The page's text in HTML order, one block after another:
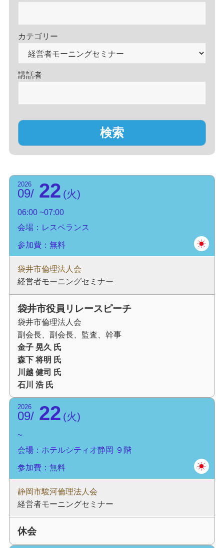
カテゴリー
講話者
2026
09 22 火
06:00
07:00
会場：レスペランス
参加費：無料
袋井市倫理法人会
経営者モーニングセミナー
袋井市役員リレースピーチ
袋井市倫理法人会
副会長、副会長、監査、幹事
金子 晃久 氏
森下 将明 氏
川越 健司 氏
石川 浩 氏
2026
09 22 火
会場：ホテルシティオ静岡 ９階
参加費：無料
静岡市駿河倫理法人会
経営者モーニングセミナー
休会